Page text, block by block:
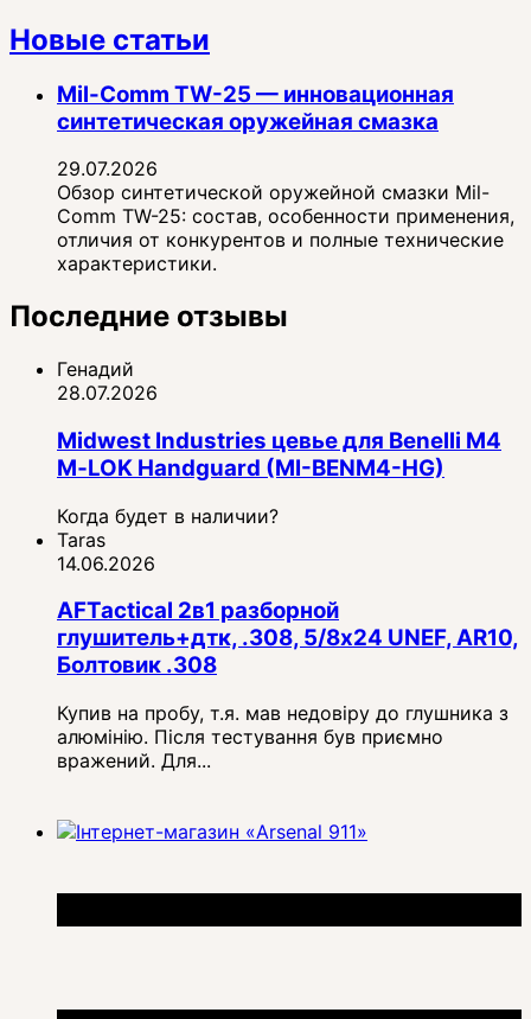
Новые статьи
Mil-Comm TW-25 — инновационная
синтетическая оружейная смазка
29.07.2026
Обзор синтетической оружейной смазки Mil-
Comm TW-25: состав, особенности применения,
отличия от конкурентов и полные технические
характеристики.
Последние отзывы
Генадий
28.07.2026
Midwest Industries цевье для Benelli M4
M‑LOK Handguard (MI-BENM4-HG)
Когда будет в наличии?
Taras
14.06.2026
AFTactical 2в1 разборной
глушитель+дтк, .308, 5/8x24 UNEF, AR10,
Болтовик .308
Купив на пробу, т.я. мав недовіру до глушника з
алюмінію. Після тестування був приємно
вражений. Для...